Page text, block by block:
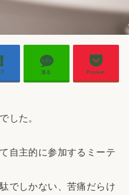
送る Pocket
した。
自主的に参加するミーテ
でしかない、苦痛だらけ